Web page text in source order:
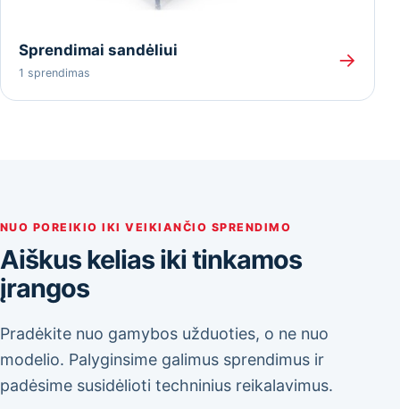
Sprendimai sandėliui
1 sprendimas
→
NUO POREIKIO IKI VEIKIANČIO SPRENDIMO
Aiškus kelias iki tinkamos
įrangos
Pradėkite nuo gamybos užduoties, o ne nuo
modelio. Palyginsime galimus sprendimus ir
padėsime susidėlioti techninius reikalavimus.